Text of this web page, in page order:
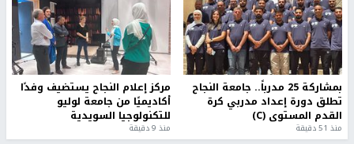
بمشاركة 25 مدرباً.. جامعة النجاح
تطلق دورة إعداد مدربي كرة
القدم المستوى (C)
منذ 51 دقيقة
مركز إعلام النجاح يستضيف وفدًا
أكاديميًا من جامعة لوليو
للتكنولوجيا السويدية
منذ 9 دقيقة